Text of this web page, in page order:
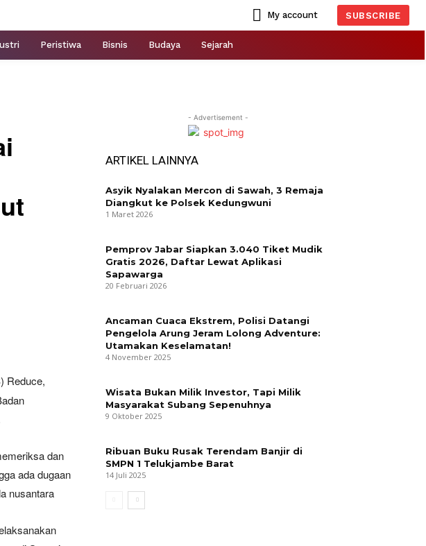
My account SUBSCRIBE
Peristiwa Bisnis Budaya Sejarah
Reduce,
dan
ada dugaan
nusantara
- Advertisement -
ARTIKEL LAINNYA
Asyik Nyalakan Mercon di Sawah, 3 Remaja
Diangkut ke Polsek Kedungwuni
1 Maret 2026
Pemprov Jabar Siapkan 3.040 Tiket Mudik
Gratis 2026, Daftar Lewat Aplikasi
Sapawarga
20 Februari 2026
Ancaman Cuaca Ekstrem, Polisi Datangi
Pengelola Arung Jeram Lolong Adventure:
Utamakan Keselamatan!
4 November 2025
Wisata Bukan Milik Investor, Tapi Milik
Masyarakat Subang Sepenuhnya
9 Oktober 2025
Ribuan Buku Rusak Terendam Banjir di
SMPN 1 Telukjambe Barat
14 Juli 2025